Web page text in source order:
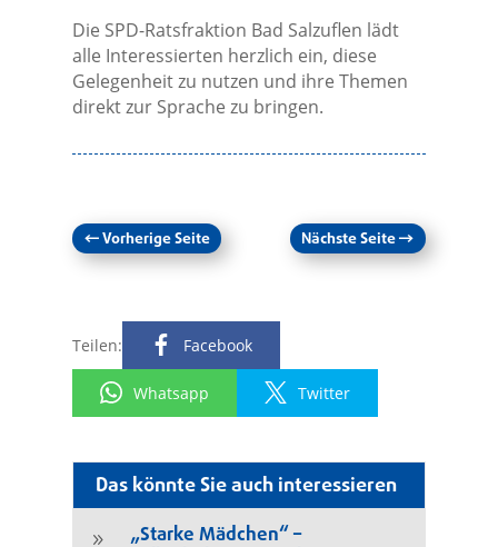
Das könnte Sie auch interessieren
9
„Starke Mädchen“ –
Die SPD-Ratsfraktion Bad Salzuflen lädt
alle Interessierten herzlich ein, diese
Gelegenheit zu nutzen und ihre Themen
direkt zur Sprache zu bringen.
←Vorherige Seite Nächste Seite→
Teilen: Facebook
Whatsapp Twitter